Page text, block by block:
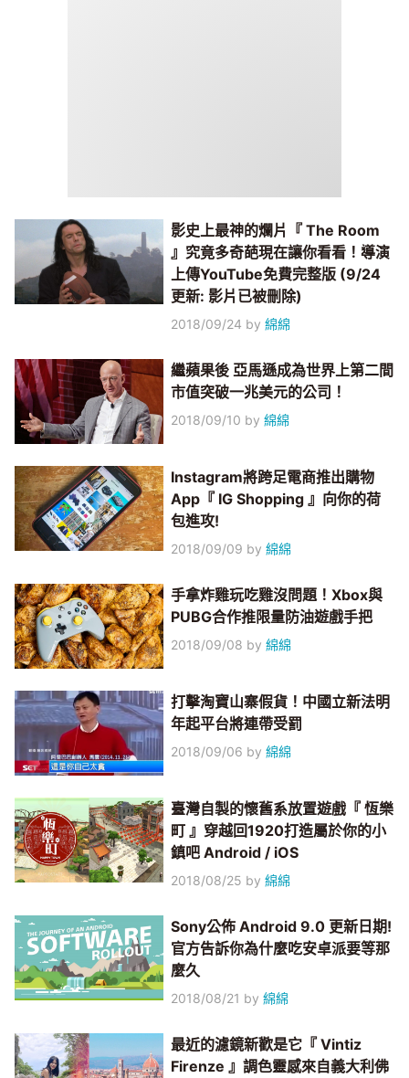
影史上最神的爛片『 The Room
』究竟多奇葩現在讓你看看！導演
上傳YouTube免費完整版 (9/24
更新: 影片已被刪除)
2018/09/24 by綿綿
繼蘋果後 亞馬遜成為世界上第二間
市值突破一兆美元的公司！
2018/09/10 by綿綿
Instagram將跨足電商推出購物
App『 IG Shopping 』向你的荷
包進攻!
2018/09/09 by綿綿
手拿炸雞玩吃雞沒問題！Xbox與
PUBG合作推限量防油遊戲手把
2018/09/08 by綿綿
打擊淘寶山寨假貨！中國立新法明
年起平台將連帶受罰
2018/09/06 by綿綿
臺灣自製的懷舊系放置遊戲『 恆樂
町 』穿越回1920打造屬於你的小
鎮吧 Android / iOS
2018/08/25 by綿綿
Sony公佈 Android 9.0 更新日期!
官方告訴你為什麼吃安卓派要等那
麼久
2018/08/21 by綿綿
最近的濾鏡新歡是它『 Vintiz
Firenze 』調色靈感來自義大利佛